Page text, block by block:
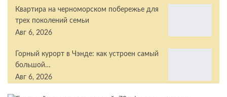
Квартира на черноморском побережье для
трех поколений семьи
Авг 6, 2026
Горный курорт в Чэнде: как устроен самый
большой…
Авг 6, 2026